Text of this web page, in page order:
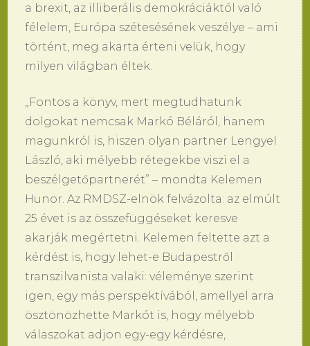
a brexit, az illiberális demokráciáktól való
félelem, Európa szétesésének veszélye – ami
történt, meg akarta érteni velük, hogy
milyen világban éltek.
„Fontos a könyv, mert megtudhatunk
dolgokat nemcsak Markó Béláról, hanem
magunkról is, hiszen olyan partner Lengyel
László, aki mélyebb rétegekbe viszi el a
beszélgetőpartnerét” – mondta Kelemen
Hunor. Az RMDSZ-elnök felvázolta: az elmúlt
25 évet is az összefüggéseket keresve
akarják megértetni. Kelemen feltette azt a
kérdést is, hogy lehet-e Budapestről
transzilvanista valaki: véleménye szerint
igen, egy más perspektívából, amellyel arra
ösztönözhette Markót is, hogy mélyebb
válaszokat adjon egy-egy kérdésre,